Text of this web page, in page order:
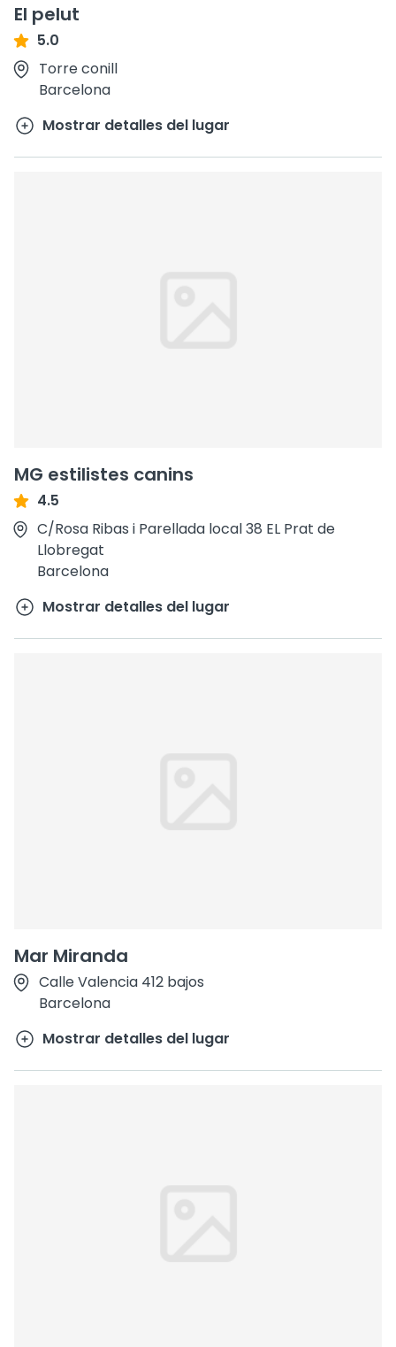
El pelut
5.0
Torre conill
Barcelona
Mostrar detalles del lugar
MG estilistes canins
4.5
C/Rosa Ribas i Parellada local 38 EL Prat de
Llobregat
Barcelona
Mostrar detalles del lugar
Mar Miranda
Calle Valencia 412 bajos
Barcelona
Mostrar detalles del lugar